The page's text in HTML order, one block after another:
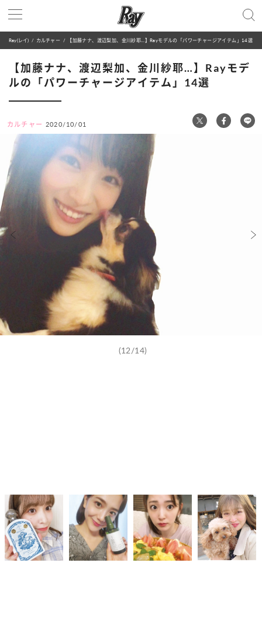
Ray(レイ) カルチャー 【加藤ナナ、渡辺梨加、金川紗耶…】Rayモデルの「パワーチャージアイテム」14選
【加藤ナナ、渡辺梨加、金川紗耶…】Rayモデ
ルの「パワーチャージアイテム」14選
カルチャー 2020/10/01
(12/14)